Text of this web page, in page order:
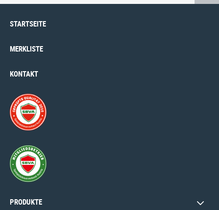
STARTSEITE
MERKLISTE
KONTAKT
PRODUKTE